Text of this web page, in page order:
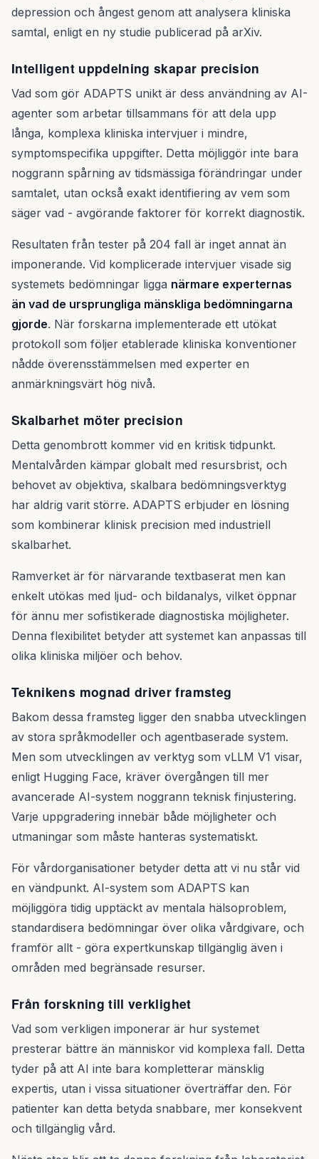
depression och ångest genom att analysera kliniska
samtal, enligt en ny studie publicerad på arXiv.
Intelligent uppdelning skapar precision
Vad som gör ADAPTS unikt är dess användning av AI-
agenter som arbetar tillsammans för att dela upp
långa, komplexa kliniska intervjuer i mindre,
symptomspecifika uppgifter. Detta möjliggör inte bara
noggrann spårning av tidsmässiga förändringar under
samtalet, utan också exakt identifiering av vem som
säger vad - avgörande faktorer för korrekt diagnostik.
Resultaten från tester på 204 fall är inget annat än
imponerande. Vid komplicerade intervjuer visade sig
systemets bedömningar ligga närmare experternas
än vad de ursprungliga mänskliga bedömningarna
gjorde. När forskarna implementerade ett utökat
protokoll som följer etablerade kliniska konventioner
nådde överensstämmelsen med experter en
anmärkningsvärt hög nivå.
Skalbarhet möter precision
Detta genombrott kommer vid en kritisk tidpunkt.
Mentalvården kämpar globalt med resursbrist, och
behovet av objektiva, skalbara bedömningsverktyg
har aldrig varit större. ADAPTS erbjuder en lösning
som kombinerar klinisk precision med industriell
skalbarhet.
Ramverket är för närvarande textbaserat men kan
enkelt utökas med ljud- och bildanalys, vilket öppnar
för ännu mer sofistikerade diagnostiska möjligheter.
Denna flexibilitet betyder att systemet kan anpassas till
olika kliniska miljöer och behov.
Teknikens mognad driver framsteg
Bakom dessa framsteg ligger den snabba utvecklingen
av stora språkmodeller och agentbaserade system.
Men som utvecklingen av verktyg som vLLM V1 visar,
enligt Hugging Face, kräver övergången till mer
avancerade AI-system noggrann teknisk finjustering.
Varje uppgradering innebär både möjligheter och
utmaningar som måste hanteras systematiskt.
För vårdorganisationer betyder detta att vi nu står vid
en vändpunkt. AI-system som ADAPTS kan
möjliggöra tidig upptäckt av mentala hälsoproblem,
standardisera bedömningar över olika vårdgivare, och
framför allt - göra expertkunskap tillgänglig även i
områden med begränsade resurser.
Från forskning till verklighet
Vad som verkligen imponerar är hur systemet
presterar bättre än människor vid komplexa fall. Detta
tyder på att AI inte bara kompletterar mänsklig
expertis, utan i vissa situationer överträffar den. För
patienter kan detta betyda snabbare, mer konsekvent
och tillgänglig vård.